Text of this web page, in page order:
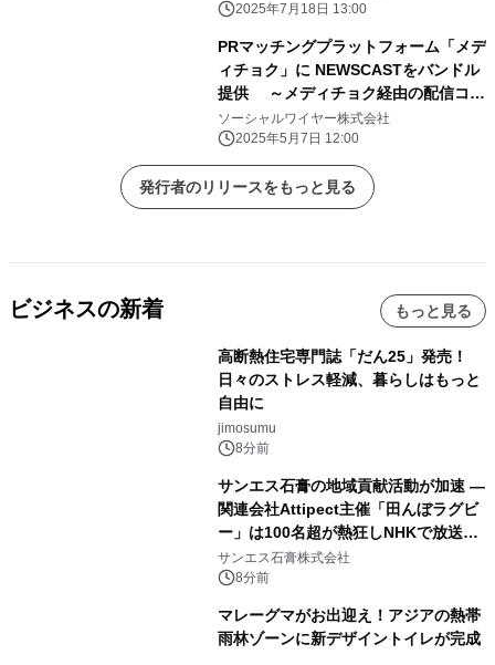
2025年7月18日 13:00
PRマッチングプラットフォーム「メデ
ィチョク」に NEWSCASTをバンドル
提供 ～メディチョク経由の配信コン
テンツ拡充でサイトパワー強化進行～
ソーシャルワイヤー株式会社
2025年5月7日 12:00
発行者のリリースをもっと見る
ビジネスの新着 もっと見る
高断熱住宅専門誌「だん25」発売！
日々のストレス軽減、暮らしはもっと
自由に
jimosumu
8分前
サンエス石膏の地域貢献活動が加速 ―
関連会社Attipect主催「田んぼラグビ
ー」は100名超が熱狂しNHKで放送さ
れました。
サンエス石膏株式会社
8分前
マレーグマがお出迎え！アジアの熱帯
雨林ゾーンに新デザイントイレが完成